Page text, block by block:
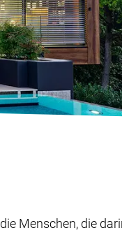
Menschen, die